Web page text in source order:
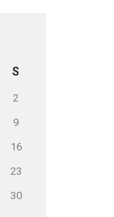
S
2
9
16
23
30